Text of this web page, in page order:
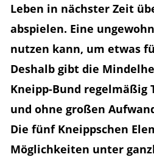
Leben in nächster Zeit
abspielen. Eine
nutzen kann, um etwas
Deshalb gibt die
Kneipp-Bund
und ohne großen
Die fünf Kneippschen
Möglichkeiten unter